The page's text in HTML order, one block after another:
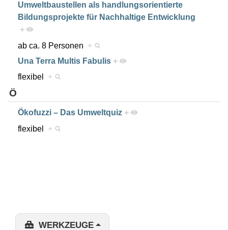
Umweltbaustellen als handlungsorientierte
Bildungsprojekte für Nachhaltige Entwicklung
+
ab ca. 8 Personen +
Una Terra Multis Fabulis +
flexibel +
Ö
Ökofuzzi – Das Umweltquiz +
flexibel +
WERKZEUGE